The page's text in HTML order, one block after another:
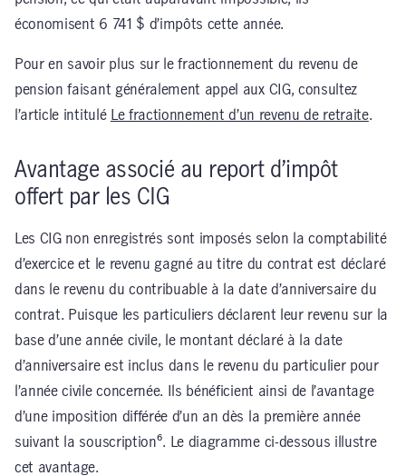
économisent 6 741 $ d’impôts cette année.
Pour en savoir plus sur le fractionnement du revenu de
pension faisant généralement appel aux CIG, consultez
l’article intitulé
Le fractionnement d’un revenu de retraite.
Avantage associé au report d’impôt
offert par les CIG
Les CIG non enregistrés sont imposés selon la comptabilité
d’exercice et le revenu gagné au titre du contrat est déclaré
dans le revenu du contribuable à la date d’anniversaire du
contrat. Puisque les particuliers déclarent leur revenu sur la
base d’une année civile, le montant déclaré à la date
d’anniversaire est inclus dans le revenu du particulier pour
l’année civile concernée. Ils bénéficient ainsi de l’avantage
d’une imposition différée d’un an dès la première année
suivant la souscription⁶. Le diagramme ci-dessous illustre
cet avantage.